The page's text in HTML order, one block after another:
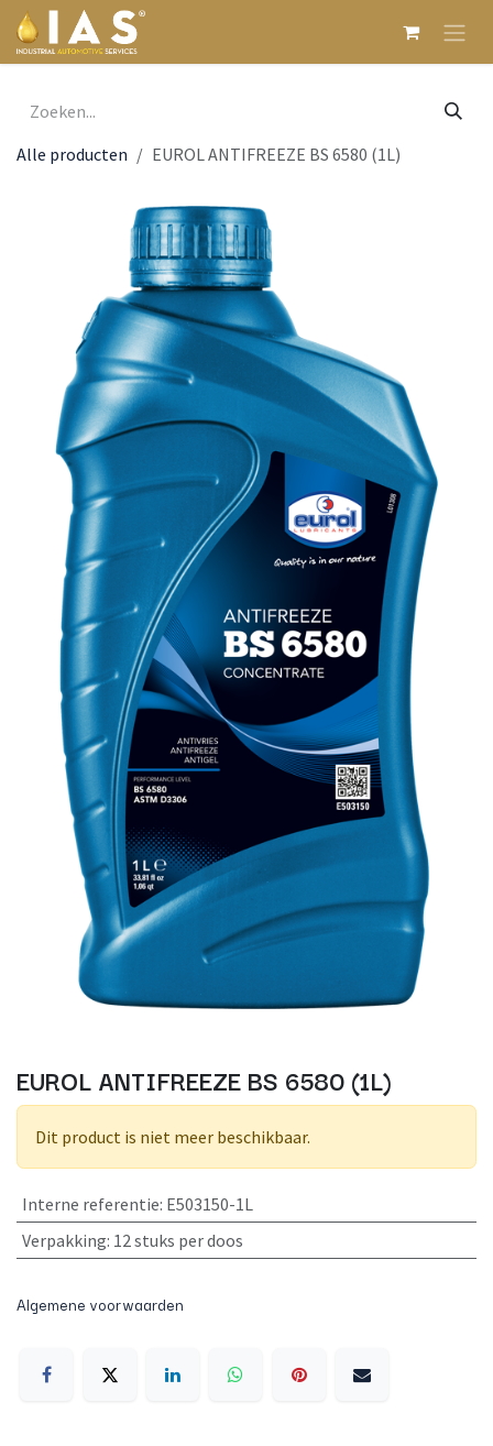
Overslaan naar inhoud
Alle producten EUROL ANTIFREEZE BS 6580 (1L)
EUROL ANTIFREEZE BS 6580 (1L)
Dit product is niet meer beschikbaar.
Interne referentie: E503150-1L
Verpakking: 12 stuks per doos
Algemene voorwaarden